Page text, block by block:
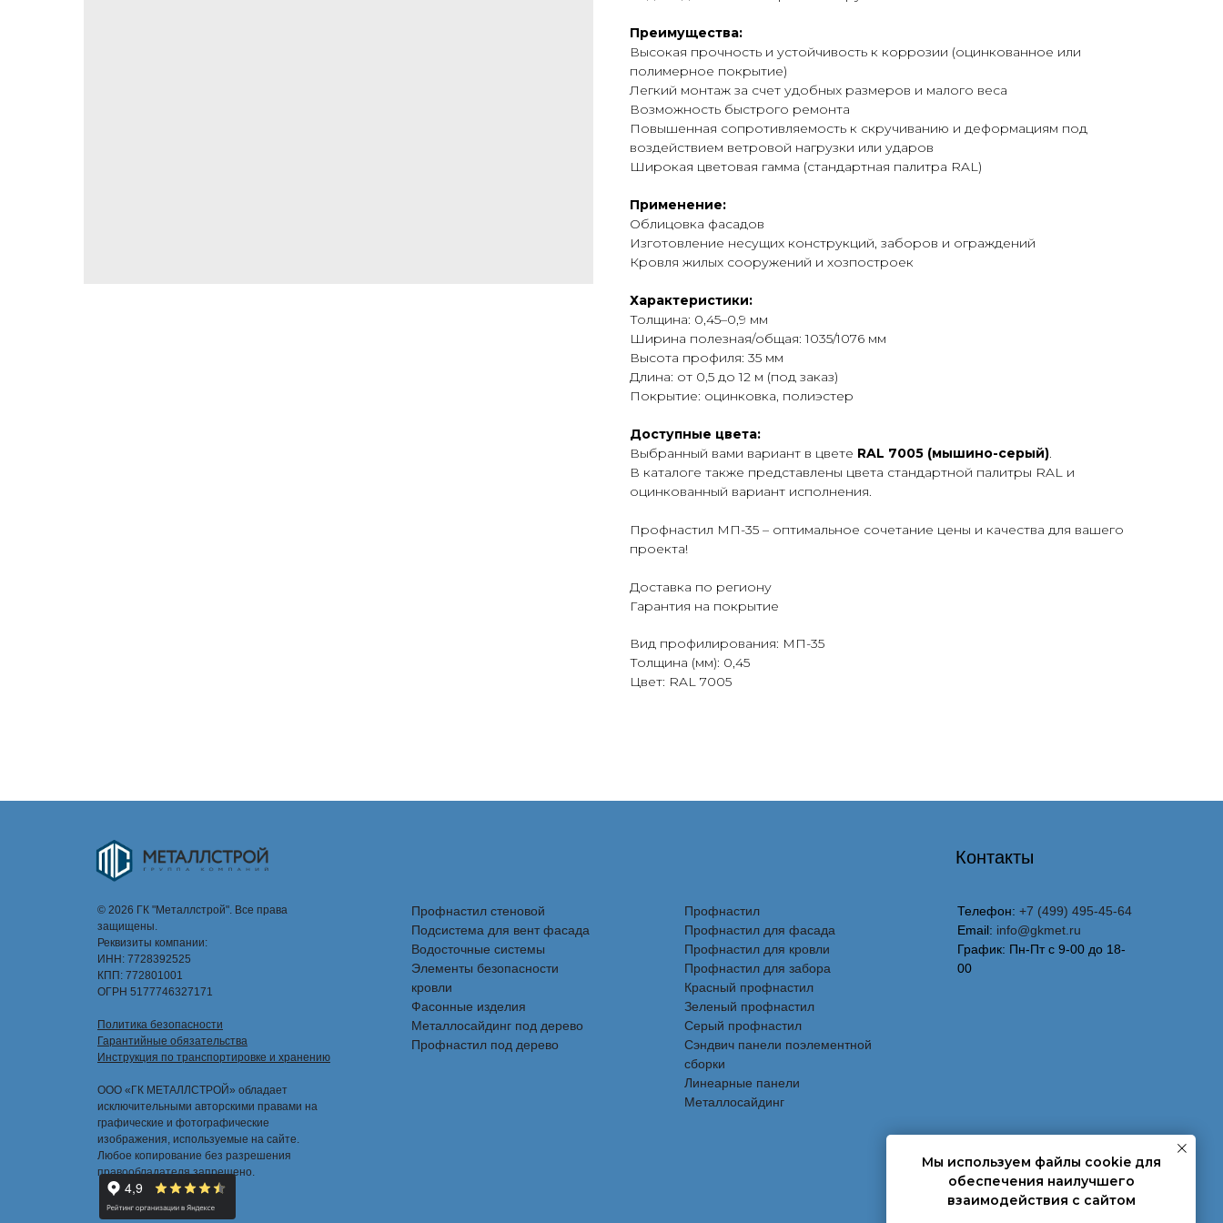
Преимущества:
Высокая прочность и устойчивость к коррозии (оцинкованное или
полимерное покрытие)
Легкий монтаж за счет удобных размеров и малого веса
Возможность быстрого ремонта
Повышенная сопротивляемость к скручиванию и деформациям под
воздействием ветровой нагрузки или ударов
Широкая цветовая гамма (стандартная палитра RAL)
Применение:
Облицовка фасадов
Изготовление несущих конструкций, заборов и ограждений
Кровля жилых сооружений и хозпостроек
Характеристики:
Толщина: 0,45–0,9 мм
Ширина полезная/общая: 1035/1076 мм
Высота профиля: 35 мм
Длина: от 0,5 до 12 м (под заказ)
Покрытие: оцинковка, полиэстер
Доступные цвета:
Выбранный вами вариант в цвете RAL 7005 (мышино-серый).
В каталоге также представлены цвета стандартной палитры RAL и
оцинкованный вариант исполнения.
Профнастил МП-35 – оптимальное сочетание цены и качества для вашего
проекта!
Доставка по региону
Гарантия на покрытие
Вид профилирования: МП-35
Толщина (мм): 0,45
Цвет: RAL 7005
© 2026 ГК "Металлстрой". Все права
защищены.
Реквизиты компании:
ИНН: 7728392525
КПП: 772801001
ОГРН 5177746327171
Политика безопасности
Гарантийные обязательства
Инструкция по транспортировке и хранению
ООО «ГК МЕТАЛЛСТРОЙ» обладает
исключительными авторскими правами на
графические и фотографические
изображения, используемые на сайте.
Любое копирование без разрешения
правообладателя запрещено.
Профнастил стеновой
Подсистема для вент фасада
Водосточные системы
Элементы безопасности
кровли
Фасонные изделия
Металлосайдинг под дерево
Профнастил под дерево
Профнастил
Профнастил для фасада
Профнастил для кровли
Профнастил для забора
Красный профнастил
Зеленый профнастил
Серый профнастил
Сэндвич панели поэлементной
сборки
Линеарные панели
Металлосайдинг
Телефон: +7 (499) 495-45-64
Email: info@gkmet.ru
График: Пн-Пт с 9-00 до 18-
00
Контакты
Мы используем файлы cookie для
обеспечения наилучшего
взаимодействия с сайтом